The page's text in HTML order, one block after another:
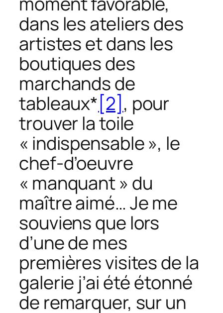
dans les ateliers des
artistes et dans les
boutiques des
marchands de
tableaux*[2], pour
trouver la toile
« indispensable », le
chef-d’oeuvre
« manquant » du
maître aimé… Je me
souviens que lors
d’une de mes
premières visites de la
galerie j’ai été étonné
de remarquer, sur un